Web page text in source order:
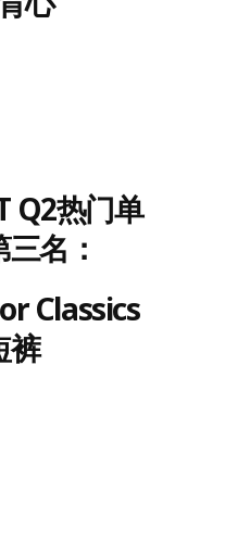
Q2热门单
三名 ：
Classics
裤